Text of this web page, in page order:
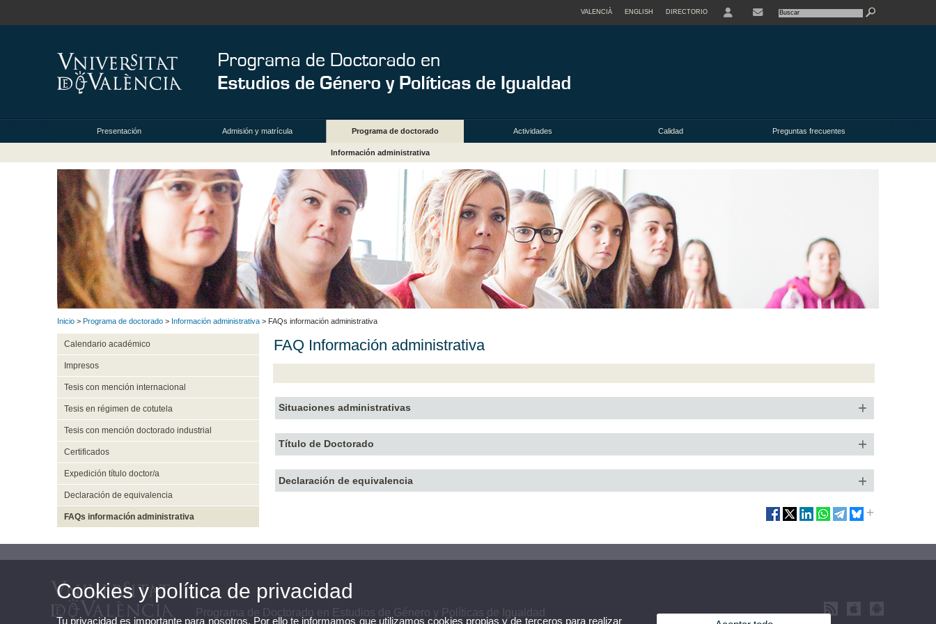
VALENCIÀ ENGLISH DIRECTORIO
Presentación Admisión y matrícula Programa de doctorado Actividades Calidad Preguntas frecuentes
Información administrativa
Inicio > Programa de doctorado > Información administrativa > FAQs información administrativa
Calendario académico
Impresos
Tesis con mención internacional
Tesis en régimen de cotutela
Tesis con mención doctorado industrial
Certificados
Expedición título doctor/a
Declaración de equivalencia
FAQs información administrativa
FAQ Información administrativa
Situaciones administrativas
Título de Doctorado
Declaración de equivalencia
Programa de Doctorado en Estudios de Género y Políticas de Igualdad
Cookies y política de privacidad
Tu privacidad es importante para nosotros. Por ello te informamos que utilizamos cookies propias y de terceros para realizar